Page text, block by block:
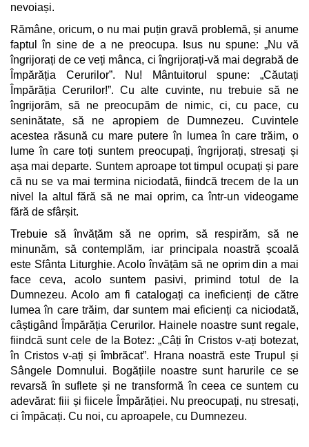
nevoiași.
Rămâne, oricum, o nu mai puțin gravă problemă, și anume
faptul în sine de a ne preocupa. Isus nu spune: „Nu vă
îngrijorați de ce veți mânca, ci îngrijorați-vă mai degrabă de
Împărăția Cerurilor”. Nu! Mântuitorul spune: „Căutați
Împărăția Cerurilor!”. Cu alte cuvinte, nu trebuie să ne
îngrijorăm, să ne preocupăm de nimic, ci, cu pace, cu
seninătate, să ne apropiem de Dumnezeu. Cuvintele
acestea răsună cu mare putere în lumea în care trăim, o
lume în care toți suntem preocupați, îngrijorați, stresați și
așa mai departe. Suntem aproape tot timpul ocupați și pare
că nu se va mai termina niciodată, fiindcă trecem de la un
nivel la altul fără să ne mai oprim, ca într-un videogame
fără de sfârșit.
Trebuie să învățăm să ne oprim, să respirăm, să ne
minunăm, să contemplăm, iar principala noastră școală
este Sfânta Liturghie. Acolo învățăm să ne oprim din a mai
face ceva, acolo suntem pasivi, primind totul de la
Dumnezeu. Acolo am fi catalogați ca ineficienți de către
lumea în care trăim, dar suntem mai eficienți ca niciodată,
câștigând Împărăția Cerurilor. Hainele noastre sunt regale,
fiindcă sunt cele de la Botez: „Câți în Cristos v-ați botezat,
în Cristos v-ați și îmbrăcat”. Hrana noastră este Trupul și
Sângele Domnului. Bogățiile noastre sunt harurile ce se
revarsă în suflete și ne transformă în ceea ce suntem cu
adevărat: fiii și fiicele Împărăției. Nu preocupați, nu stresați,
ci împăcați. Cu noi, cu aproapele, cu Dumnezeu.